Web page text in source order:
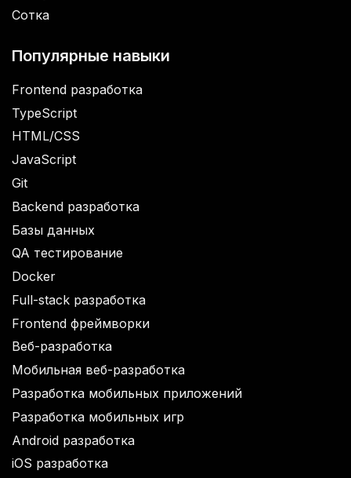
Сотка
Популярные навыки
Frontend разработка
TypeScript
HTML/CSS
JavaScript
Git
Backend разработка
Базы данных
QA тестирование
Docker
Full-stack разработка
Frontend фреймворки
Веб-разработка
Мобильная веб-разработка
Разработка мобильных приложений
Разработка мобильных игр
Android разработка
iOS разработка